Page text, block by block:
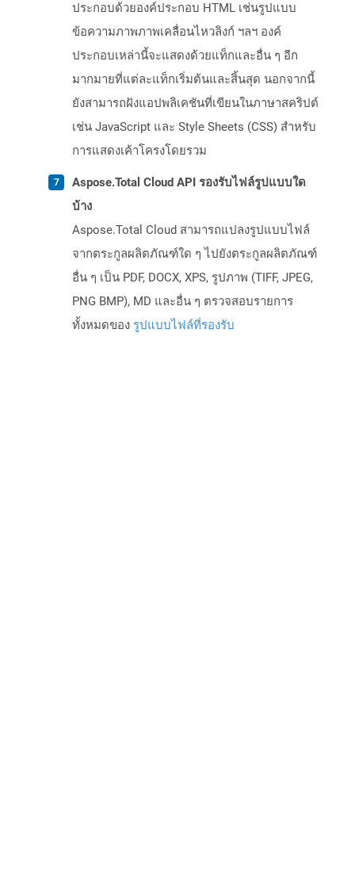
ประกอบด้วยองค์ประกอบ HTML เช่นรูปแบบ
ข้อความภาพภาพเคลื่อนไหวลิงก์ ฯลฯ องค์
ประกอบเหล่านี้จะแสดงด้วยแท็กและอื่น ๆ อีก
มากมายที่แต่ละแท็กเริ่มต้นและสิ้นสุด นอกจากนี้
ยังสามารถฝังแอปพลิเคชันที่เขียนในภาษาสคริปต์
เช่น JavaScript และ Style Sheets (CSS) สำหรับ
การแสดงเค้าโครงโดยรวม
Aspose.Total Cloud API รองรับไฟล์รูปแบบใด
บ้าง
Aspose.Total Cloud สามารถแปลงรูปแบบไฟล์
จากตระกูลผลิตภัณฑ์ใด ๆ ไปยังตระกูลผลิตภัณฑ์
อื่น ๆ เป็น PDF, DOCX, XPS, รูปภาพ (TIFF, JPEG,
PNG BMP), MD และอื่น ๆ ตรวจสอบรายการ
ทั้งหมดของ รูปแบบไฟล์ที่รองรับ